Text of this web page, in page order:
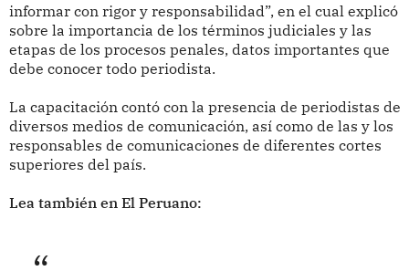
informar con rigor y responsabilidad”, en el cual explicó
sobre la importancia de los términos judiciales y las
etapas de los procesos penales, datos importantes que
debe conocer todo periodista.
La capacitación contó con la presencia de periodistas de
diversos medios de comunicación, así como de las y los
responsables de comunicaciones de diferentes cortes
superiores del país.
Lea también en El Peruano: